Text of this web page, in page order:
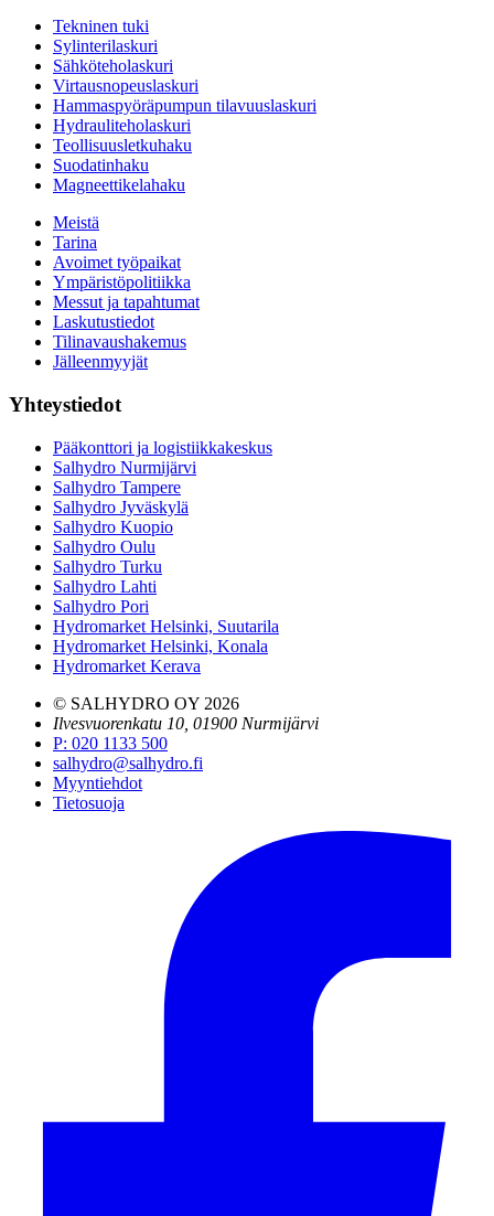
Tekninen tuki
Sylinterilaskuri
Sähköteholaskuri
Virtausnopeuslaskuri
Hammaspyöräpumpun tilavuuslaskuri
Hydrauliteholaskuri
Teollisuusletkuhaku
Suodatinhaku
Magneettikelahaku
Meistä
Tarina
Avoimet työpaikat
Ympäristöpolitiikka
Messut ja tapahtumat
Laskutustiedot
Tilinavaushakemus
Jälleenmyyjät
Yhteystiedot
Pääkonttori ja logistiikkakeskus
Salhydro Nurmijärvi
Salhydro Tampere
Salhydro Jyväskylä
Salhydro Kuopio
Salhydro Oulu
Salhydro Turku
Salhydro Lahti
Salhydro Pori
Hydromarket Helsinki, Suutarila
Hydromarket Helsinki, Konala
Hydromarket Kerava
© SALHYDRO OY 2026
Ilvesvuorenkatu 10, 01900 Nurmijärvi
P: 020 1133 500
salhydro@salhydro.fi
Myyntiehdot
Tietosuoja